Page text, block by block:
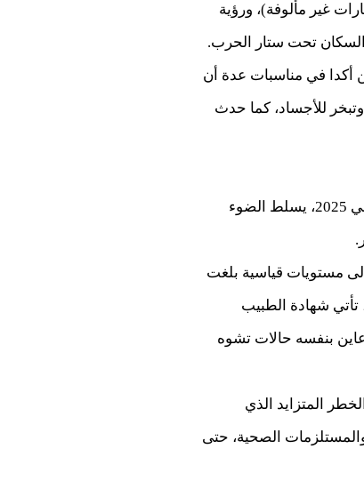
غير مألوفة)، ورؤية
تحت ستار الحرب.
أكدا في مناسبات عدة أن
للأجساد، كما حدث
مع استمرار المشاهد المأساوية في غزة، نشرت منظمة “هيومن رايتس ووتش” تقريرًا في يناير/كانون الثاني 2025، يسلط الضوء
مستويات قياسية بلغت
التحذيرات، تأتي شهادة الطبيب
بنفسه حالات تشوه
المتزايد الذي
الصحية، حتى